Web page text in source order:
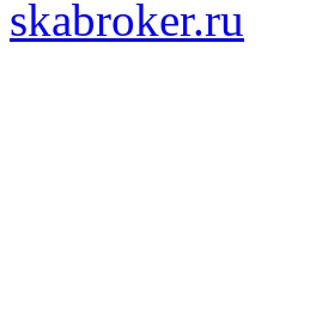
skabroker.ru